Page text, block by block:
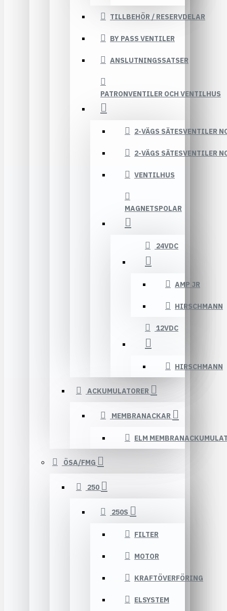
TILLBEHÖR / RESERVDELAR
BY PASS VENTILER
ANSLUTNINGSSATSER
PATRONVENTILER OCH VENTILHUS
2-VÄGS SÄTESVENTILER
2-VÄGS SÄTESVENTILER
VENTILHUS
MAGNETSPOLAR
24VDC
AMP JR
HIRSCHMANN
12VDC
HIRSCHMANN
ACKUMULATORER
MEMBRANACKAR
ELM
ÖSA/FMG
250
250S
FILTER
MOTOR
KRAFTÖVERFÖRING
ELSYSTEM